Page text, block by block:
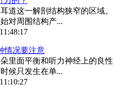
道这一解剖结构狭窄的区域。
对周围结构产...
情况要注意
里面平衡和听力神经上的良性
候只发生在单...